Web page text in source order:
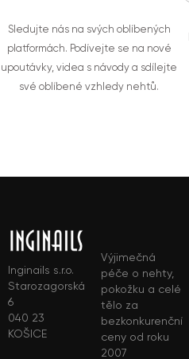
Sledujte nás na svých oblíbených
platformách. Podívejte se na nové
upoutávky, videa s návody a sdílejte
své oblíbené vzhledy nehtů.
Inginails s.r.o.
Starozagorská
6
040 23
KOŠICE
Výjimečná
péče o nehty,
pokožku a celé
tělo za
bezkonkurenční
ceny od roku
2007